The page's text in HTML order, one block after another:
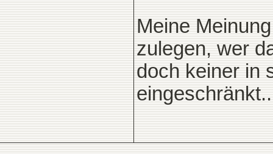
Meine
zulegen, wer
doch keiner in